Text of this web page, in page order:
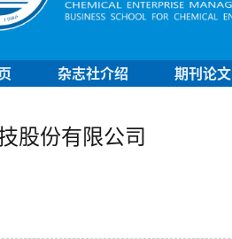
杂志社介绍 期刊论文
股份有限公司